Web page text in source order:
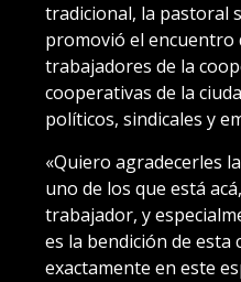
tradicional, la pastoral
promovió el encuentro
trabajadores de la
cooperativas de la
políticos, sindicales y
«Quiero agradecerles
uno de los que está
trabajador, y
es la bendición de esta
exactamente en este